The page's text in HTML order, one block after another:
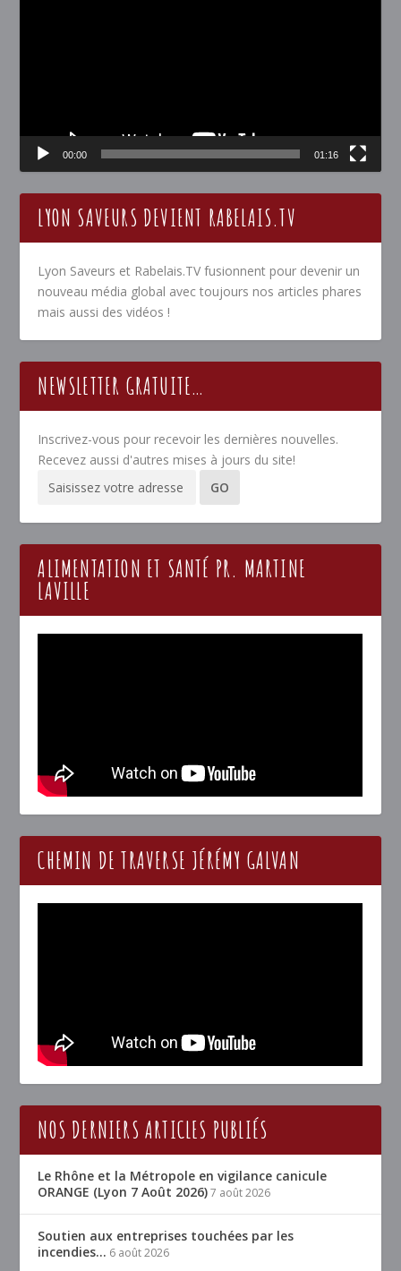
00:00 01:16
LYON SAVEURS DEVIENT RABELAIS.TV
Lyon Saveurs et Rabelais.TV fusionnent pour devenir un
nouveau média global avec toujours nos articles phares
mais aussi des vidéos !
NEWSLETTER GRATUITE…
Inscrivez-vous pour recevoir les dernières nouvelles.
Recevez aussi d'autres mises à jours du site!
ALIMENTATION ET SANTÉ PR. MARTINE
LAVILLE
CHEMIN DE TRAVERSE JÉRÉMY GALVAN
NOS DERNIERS ARTICLES PUBLIÉS
Le Rhône et la Métropole en vigilance canicule
ORANGE (Lyon 7 Août 2026) 7 août 2026
Soutien aux entreprises touchées par les
incendies… 6 août 2026